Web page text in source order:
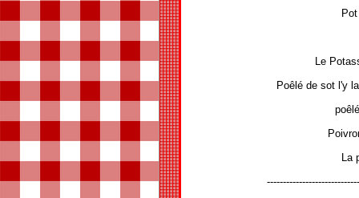
Le
Poêlé de sot l'y
La